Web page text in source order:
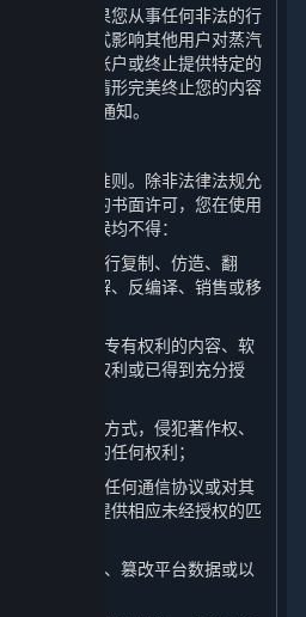
提供方。如果您从事任何非法的行
或以其他方式影响其他用户对蒸汽
会终止您的帐户或终止提供特定的
，若因上述情形完美终止您的内容
前向您发出通知。
守以下行为准则。除非法律法规允
了完美世界的书面许可，您在使用
务的任何时候均不得：
内容和服务进行复制、仿造、翻
、修改、拆解、反编译、销售或移
提供他人享有专有权利的内容、软
获得相应的权利或已得到充分授
料或信息的方式，侵犯著作权、
任何其他方的任何权利；
网络功能中的任何通信协议或对其
服务搭建或提供相应未经授权的匹
击、破坏平台、篡改平台数据或以